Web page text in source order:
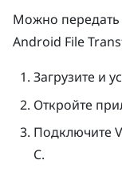
Можно передать
Android File
Загрузите и
Откройте
Подключите
C.